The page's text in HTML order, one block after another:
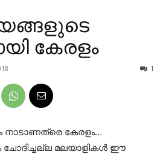
കേരളം
1
നാടാണത്രെ കേരളം…
ചോദിച്ചല്ല മലയാളികള്‍ ഈ